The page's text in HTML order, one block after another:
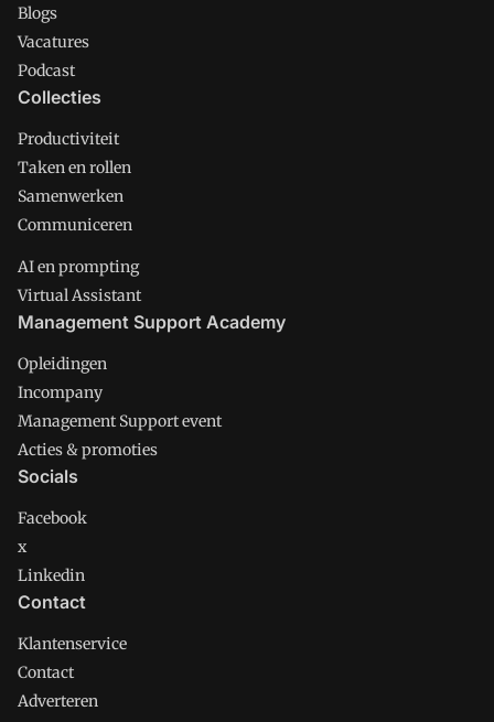
Blogs
Vacatures
Podcast
Collecties
Productiviteit
Taken en rollen
Samenwerken
Communiceren
AI en prompting
Virtual Assistant
Management Support Academy
Opleidingen
Incompany
Management Support event
Acties & promoties
Socials
Facebook
x
Linkedin
Contact
Klantenservice
Contact
Adverteren